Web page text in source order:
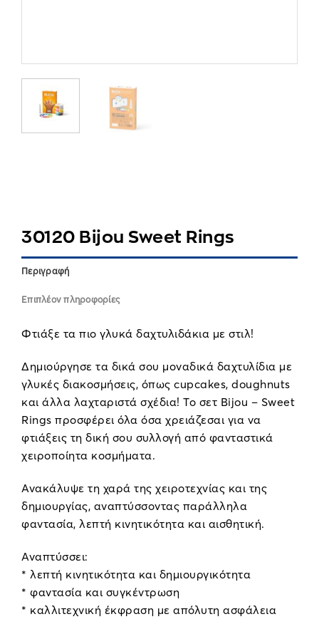
30120 Bijou Sweet Rings
Περιγραφή
Επιπλέον πληροφορίες
Φτιάξε τα πιο γλυκά δαχτυλιδάκια με στιλ!
Δημιούργησε τα δικά σου μοναδικά δαχτυλίδια με
γλυκές διακοσμήσεις, όπως cupcakes, doughnuts
και άλλα λαχταριστά σχέδια! Το σετ Bijou – Sweet
Rings προσφέρει όλα όσα χρειάζεσαι για να
φτιάξεις τη δική σου συλλογή από φανταστικά
χειροποίητα κοσμήματα.
Ανακάλυψε τη χαρά της χειροτεχνίας και της
δημιουργίας, αναπτύσσοντας παράλληλα
φαντασία, λεπτή κινητικότητα και αισθητική.
Αναπτύσσει:
* λεπτή κινητικότητα και δημιουργικότητα
* φαντασία και συγκέντρωση
* καλλιτεχνική έκφραση με απόλυτη ασφάλεια